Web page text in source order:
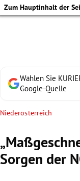
Zum Hauptinhalt der
Wählen Sie
Google-Quelle
Niederösterreich
Sorgen der